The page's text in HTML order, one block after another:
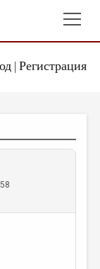
| Регистрация